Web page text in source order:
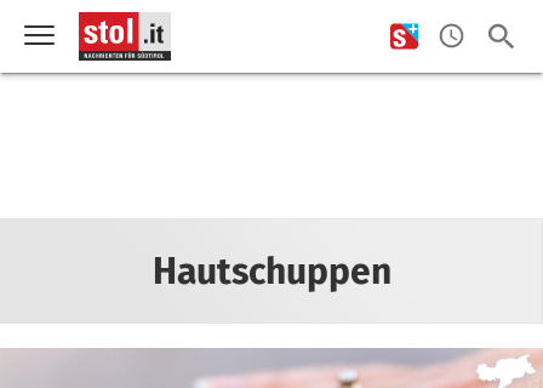
Hautschuppen